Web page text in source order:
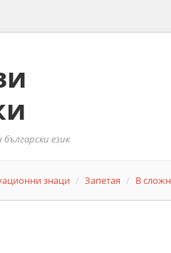
език
знаци Запетая В